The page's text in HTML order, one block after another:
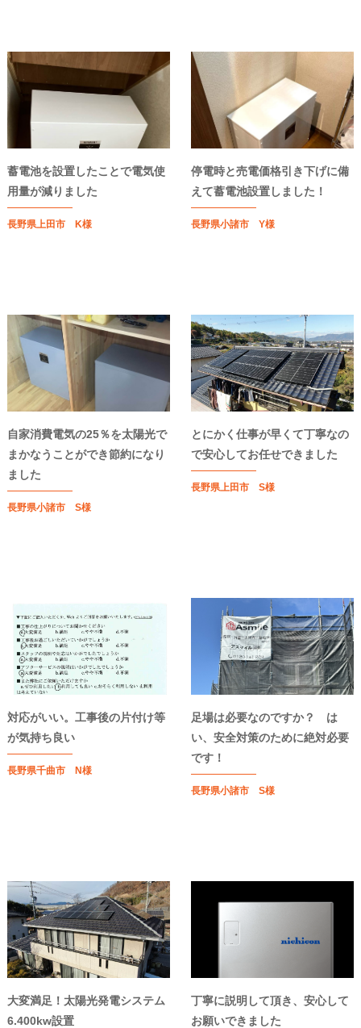
蓄電池を設置したことで電気使
用量が減りました
長野県上田市 K様
停電時と売電価格引き下げに備
えて蓄電池設置しました！
長野県小諸市 Y様
自家消費電気の25％を太陽光で
まかなうことができ節約になり
ました
長野県小諸市 S様
とにかく仕事が早くて丁寧なの
で安心してお任せできました
長野県上田市 S様
対応がいい。工事後の片付け等
が気持ち良い
長野県千曲市 N様
足場は必要なのですか？ は
い、安全対策のために絶対必要
です！
長野県小諸市 S様
大変満足！太陽光発電システム
6.400kw設置
丁寧に説明して頂き、安心して
お願いできました